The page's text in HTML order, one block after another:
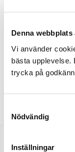
Denna
Vi använder
bästa upplevelse.
trycka på
Nödvändig
Inställningar
Finns i lager